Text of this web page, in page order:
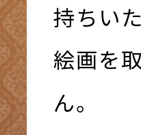
持ちい
絵画を
ん。